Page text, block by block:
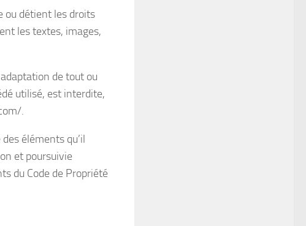
ou détient les droits
les textes, images,
de tout ou
utilisé, est interdite,
.
éléments qu’il
et poursuivie
du Code de Propriété